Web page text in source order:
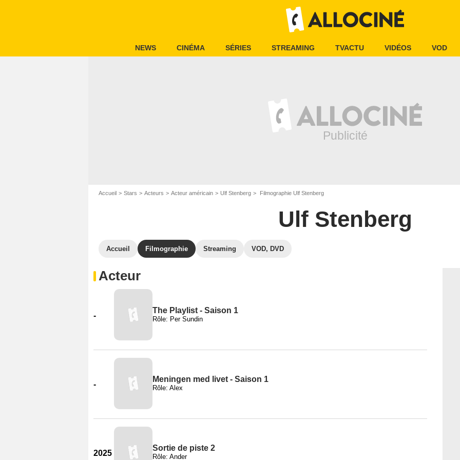
NEWS CINÉMA SÉRIES STREAMING TVACTU VIDÉOS VOD
Accueil Stars Acteurs Acteur américain Ulf Stenberg Filmographie Ulf Stenberg
Ulf Stenberg
Accueil Filmographie Streaming VOD, DVD
Acteur
-
The Playlist - Saison 1
Rôle: Per Sundin
-
Meningen med livet - Saison 1
Rôle: Alex
2025
Sortie de piste 2
Rôle: Ander